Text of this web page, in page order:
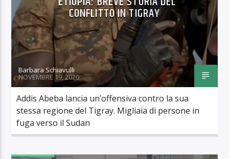
CONFLITTO IN TIGRAY
Barbara Schiavulli
NOVEMBRE 19, 2020
Addis Abeba lancia un’offensiva contro la sua
stessa regione del Tigray. Migliaia di persone in
fuga verso il Sudan